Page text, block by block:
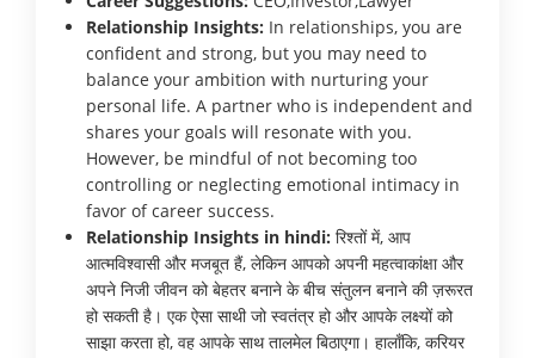
Relationship Insights: In relationships, you are
confident and strong, but you may need to
balance your ambition with nurturing your
personal life. A partner who is independent and
shares your goals will resonate with you.
However, be mindful of not becoming too
controlling or neglecting emotional intimacy in
favor of career success.
Relationship Insights in hindi: रिश्तों में, आप
आत्मविश्वासी और मजबूत हैं, लेकिन आपको अपनी महत्वाकांक्षा और
अपने निजी जीवन को बेहतर बनाने के बीच संतुलन बनाने की ज़रूरत
हो सकती है। एक ऐसा साथी जो स्वतंत्र हो और आपके लक्ष्यों को
साझा करता हो, वह आपके साथ तालमेल बिठाएगा। हालाँकि, करियर